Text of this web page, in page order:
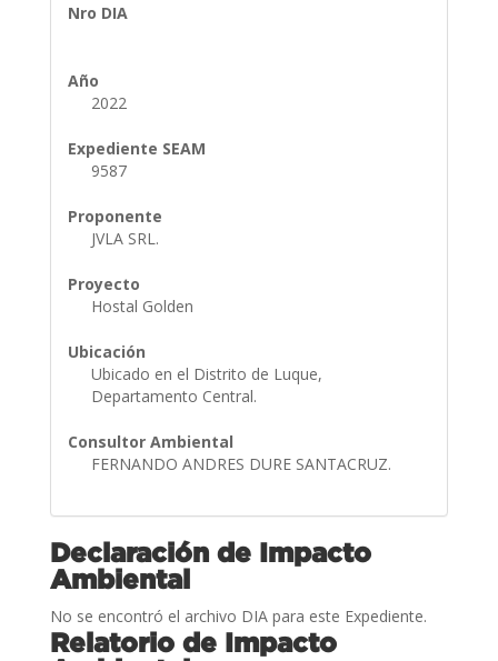
Nro DIA
Año
2022
Expediente SEAM
9587
Proponente
JVLA SRL.
Proyecto
Hostal Golden
Ubicación
Ubicado en el Distrito de Luque,
Departamento Central.
Consultor Ambiental
FERNANDO ANDRES DURE SANTACRUZ.
Declaración de Impacto
Ambiental
No se encontró el archivo DIA para este Expediente.
Relatorio de Impacto